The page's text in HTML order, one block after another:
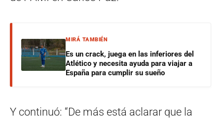
MIRÁ TAMBIÉN
Es un crack, juega en las inferiores del
Atlético y necesita ayuda para viajar a
España para cumplir su sueño
Y continuó: “De más está aclarar que la